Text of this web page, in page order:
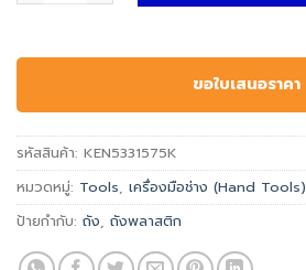
ขอใบเสนอราคา
รหัสสินค้า: KEN5331575K
หมวดหมู่: Tools เครื่องมือช่าง (Hand Tools)
ป้ายกำกับ: ถัง ถังพลาสติก